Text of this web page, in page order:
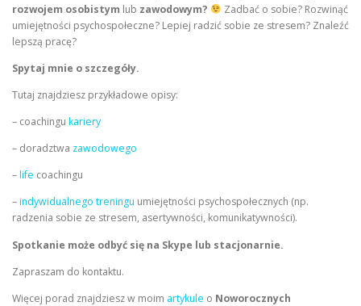
rozwojem osobistym lub zawodowym?
Zadbać o sobie? Rozwinąć
umiejętności psychospołeczne? Lepiej radzić sobie ze stresem? Znaleźć
lepszą pracę?
Spytaj mnie o szczegóły.
Tutaj znajdziesz przykładowe opisy:
– coachingu kariery
– doradztwa zawodowego
–life coachingu
–indywidualnego treningu umiejętności psychospołecznych (np.
radzenia sobie ze stresem, asertywności, komunikatywności).
Spotkanie może odbyć się na Skype lub stacjonarnie.
Zapraszam do kontaktu.
Więcej porad znajdziesz w moim artykule o Noworocznych